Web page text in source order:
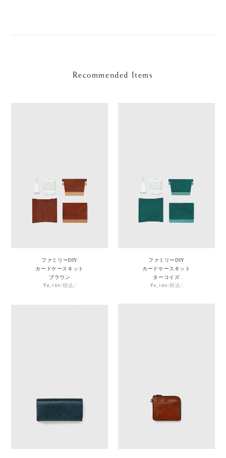
Recommended Items
ファミリーDIY
カードケースキット
ブラウン
¥4,180(税込)
ファミリーDIY
カードケースキット
ターコイズ
¥4,180(税込)